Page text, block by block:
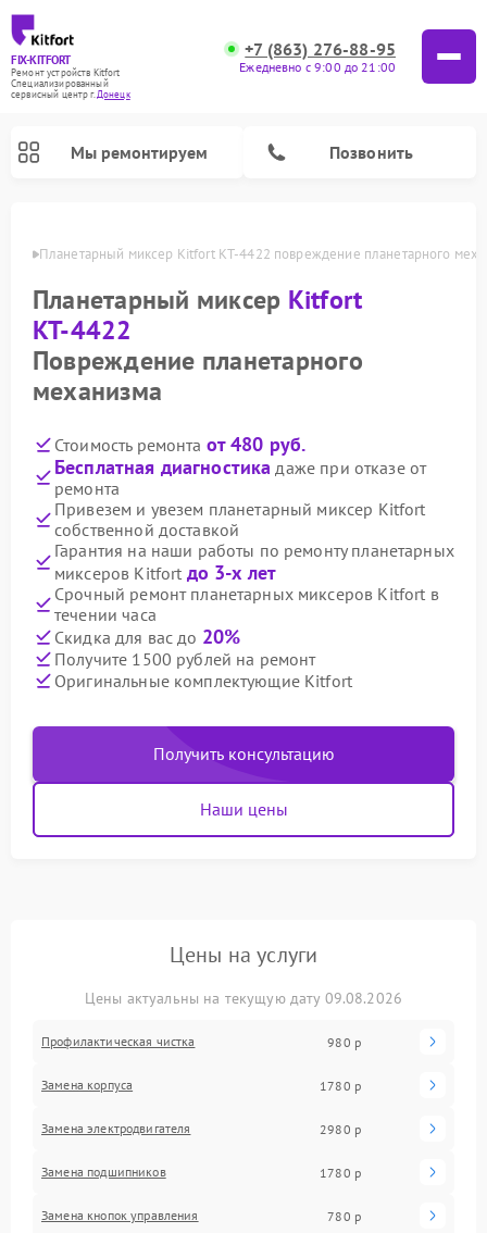
FIX-KITFORT
Ремонт устройств Kitfort
Специализированный
cервисный центр г.Донецк
+7 (863) 276-88-95
Ежедневно с 9:00 до 21:00
Мы ремонтируем Позвонить
Планетарный миксер Kitfort КТ-4422 повреждение планетарного
Планетарный миксер Kitfort
КТ-4422
Повреждение планетарного
механизма
Стоимость ремонта от 480 руб.
Бесплатная диагностика даже при отказе от
ремонта
Привезем и увезем планетарный миксер Kitfort
собственной доставкой
Гарантия на наши работы по ремонту планетарных
миксеров Kitfort до 3-х лет
Срочный ремонт планетарных миксеров Kitfort в
течении часа
Скидка для вас до 20%
Получите 1500 рублей на ремонт
Оригинальные комплектующие Kitfort
Получить консультацию
Наши цены
Цены на услуги
Цены актуальны на текущую дату 09.08.2026
Профилактическая чистка 980 р
Замена корпуса 1780 р
Замена электродвигателя 2980 р
Замена подшипников 1780 р
Замена кнопок управления 780 р